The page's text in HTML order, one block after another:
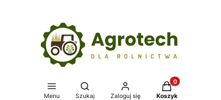
Menu
Otwórz wyszukiwarkę
Szukaj Zaloguj się
Produkty w
Koszyk